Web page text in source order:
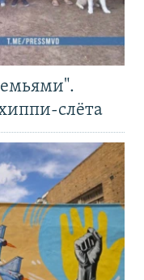
слёта